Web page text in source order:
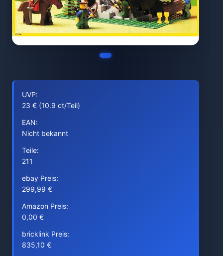
UVP:
23 € (10.9 ct/Teil)
EAN:
Nicht bekannt
Teile:
211
ebay Preis:
299,99 €
Amazon Preis:
0,00 €
bricklink Preis:
835,10 €